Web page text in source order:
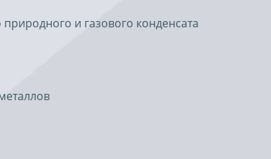
и газового конденсата